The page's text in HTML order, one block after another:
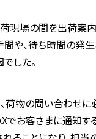
現場の間を出荷案
や、待ち時間の発
した。
荷物の問い合わせ
でお客さまに通知す